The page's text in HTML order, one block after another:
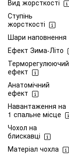
Вид жорсткості
Ступінь
жорсткості
Шари наповнення
Ефект Зима-Літо
Терморегулюючий
ефект
Анатомічний
ефект
Навантаження на
1 спальне місце
Чохол на
блискавці
Матеріал чохла